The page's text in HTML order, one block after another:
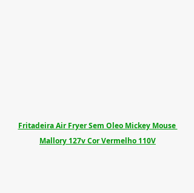
Fritadeira Air Fryer Sem Oleo Mickey Mouse
Mallory 127v Cor Vermelho 110V